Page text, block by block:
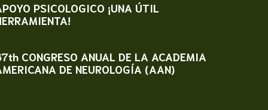
PSICOLOGICO ¡UNA ÚTIL
CONGRESO ANUAL DE LA ACADEMIA
DE NEUROLOGÍA (AAN)